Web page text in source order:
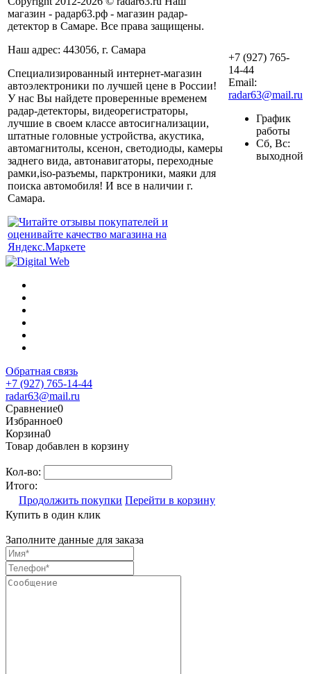
магазин - радар63.рф - магазин радар-
детектор в Самаре. Все права защищены.
Наш адрес: 443056, г. Самара
Специализированный интернет-магазин
автоэлектроники по лучшей цене в России!
У нас Вы найдете проверенные временем
радар-детекторы, видеорегистраторы,
лучшие в своем классе автосигнализации,
штатные головные устройства, акустика,
автомагнитолы, ксенон, светодиоды, камеры
заднего вида, автонавигаторы, переходные
рамки,iso-разъемы, парктроники, маяки для
поиска автомобиля! И все в наличии г.
Самара.
+7 (927) 765-
14-44
Email:
radar63@mail.ru
График
работы
Сб, Вс:
выходной
Обратная связь
+7 (927) 765-14-44
radar63@mail.ru
Сравнение0
Избранное0
Корзина0
Товар добавлен в корзину
Кол-во:
Итого:
Продолжить покупки Перейти в корзину
Купить в один клик
Заполните данные для заказа